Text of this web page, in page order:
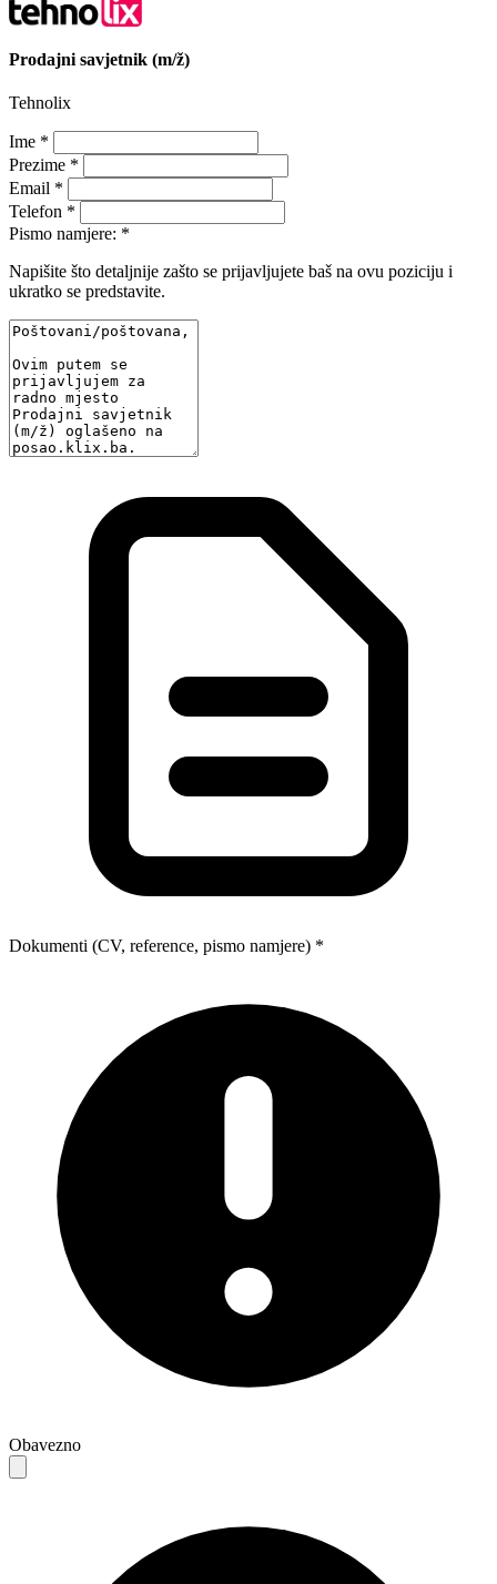
Prodajni savjetnik (m/ž)
Tehnolix
Ime *
Prezime *
Email *
Telefon *
Pismo namjere: *
Napišite što detaljnije zašto se prijavljujete baš na ovu poziciju i
ukratko se predstavite.
Dokumenti (CV, reference, pismo namjere) *
Obavezno